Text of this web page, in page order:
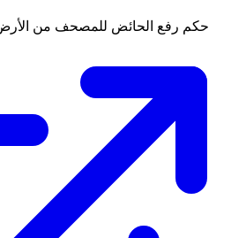
6766 - حكم رفع الحائض للمصحف من